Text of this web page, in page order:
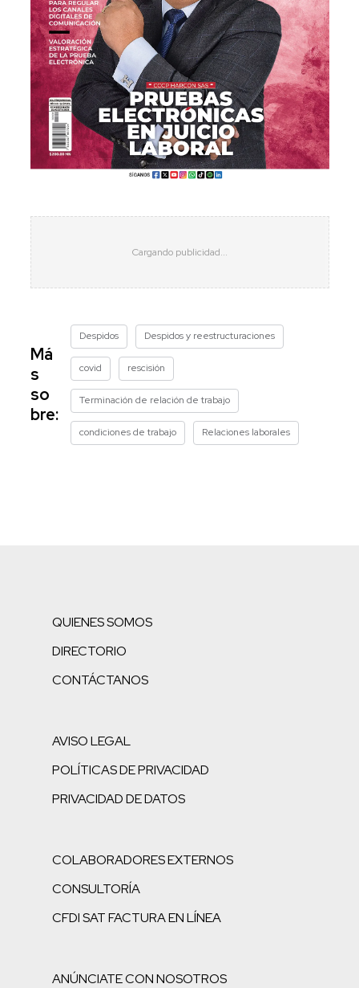
Má
s
so
bre:
Despidos Despidos y reestructuraciones
covid rescisión
Terminación de relación de trabajo
condiciones de trabajo Relaciones laborales
QUIENES SOMOS
DIRECTORIO
CONTÁCTANOS
AVISO LEGAL
POLÍTICAS DE PRIVACIDAD
PRIVACIDAD DE DATOS
COLABORADORES EXTERNOS
CONSULTORÍA
CFDI SAT FACTURA EN LÍNEA
ANÚNCIATE CON NOSOTROS